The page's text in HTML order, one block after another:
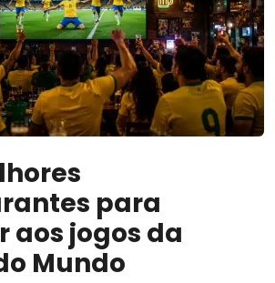
para
aos jogos da
Mundo